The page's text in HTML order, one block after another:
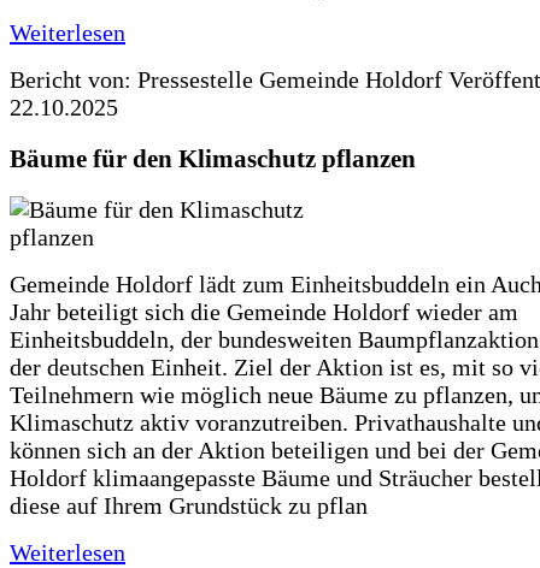
Weiterlesen
Bericht von: Pressestelle Gemeinde Holdorf
22.10.2025
Bäume für den Klimaschutz pflanzen
Gemeinde Holdorf lädt zum Einheitsbuddeln ein
Jahr beteiligt sich die Gemeinde Holdorf wieder am
Einheitsbuddeln, der bundesweiten
der deutschen Einheit. Ziel der Aktion ist es, mit so
Teilnehmern wie möglich neue Bäume zu pflanzen,
Klimaschutz aktiv voranzutreiben. Privathaushalte
können sich an der Aktion beteiligen und bei der
Holdorf klimaangepasste Bäume und Sträucher
diese auf Ihrem Grundstück zu pflan
Weiterlesen